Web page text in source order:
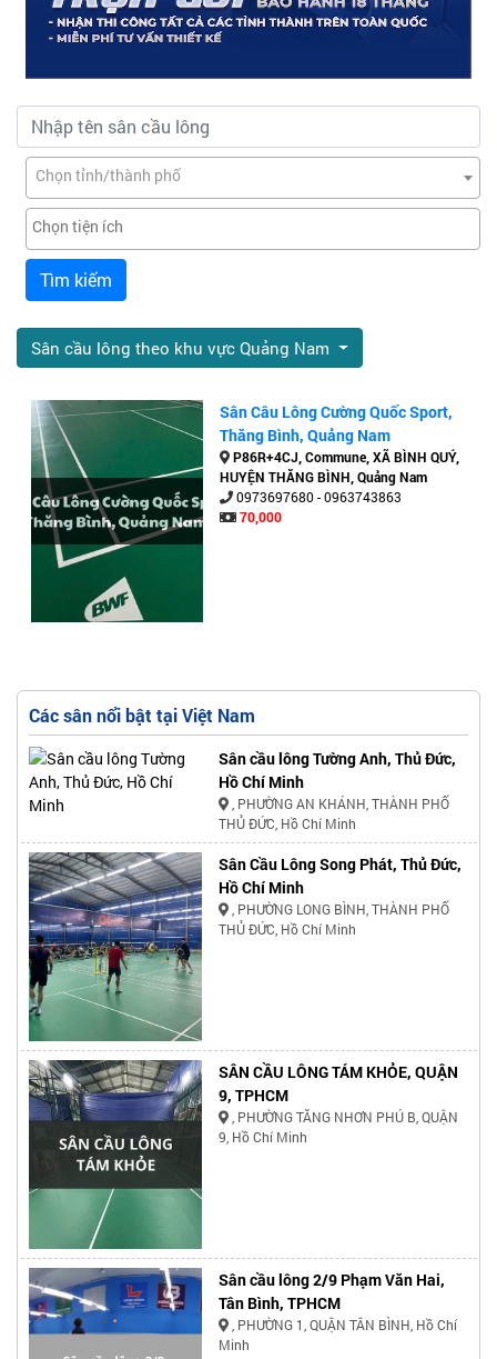
Chọn tỉnh/thành phố
Tìm kiếm
Sân cầu lông theo khu vực Quảng Nam
Sân Câu Lông Cường Quốc Sport,
Thăng Bình, Quảng Nam
P86R+4CJ, Commune, XÃ BÌNH QUÝ,
HUYỆN THĂNG BÌNH, Quảng Nam
0973697680 - 0963743863
70,000
Các sân nổi bật tại Việt Nam
Sân cầu lông Tường Anh, Thủ Đức,
Hồ Chí Minh
, PHƯỜNG AN KHÁNH, THÀNH PHỐ
THỦ ĐỨC, Hồ Chí Minh
Sân Cầu Lông Song Phát, Thủ Đức,
Hồ Chí Minh
, PHƯỜNG LONG BÌNH, THÀNH PHỐ
THỦ ĐỨC, Hồ Chí Minh
SÂN CẦU LÔNG TÁM KHỎE, QUẬN
9, TPHCM
, PHƯỜNG TĂNG NHƠN PHÚ B, QUẬN
9, Hồ Chí Minh
Sân cầu lông 2/9 Phạm Văn Hai,
Tân Bình, TPHCM
, PHƯỜNG 1, QUẬN TÂN BÌNH, Hồ Chí
Minh